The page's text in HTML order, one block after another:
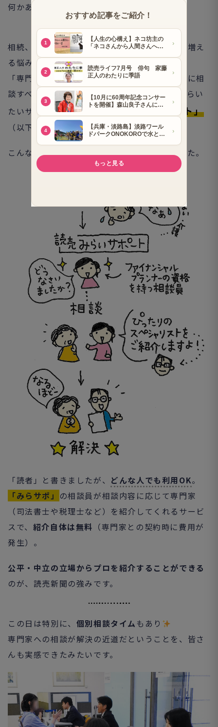
何かあったら山口さんに相談したいな～
相続、年金、保険、身元保証……年を重ねると増え
る悩み事。
「専門家への相談はハードルが高くて」「どこに相
談すべきか分からない」という人に利用してもらい
たいサービス窓口が、 「読売みらいサポート」
（以下、「みらサポ」）です
こんな感じかな～と、イメージを描いてみました。
「読者」と書きましたが、 どんな人でも利用OK。
「みらサポ」 の相談員が相談内容に応じて専門家
（司法書士や税理士など）を紹介してくれるサービ
スで、 紹介自体は無料 （専門家との契約時に費用が
発生）。
公平・中立の立場からプロを紹介することができる
のが、読売新聞の強みです。
この日は特別に、 個別相談タイム もあり
専門家への相談が解決の近道だということを、皆さ
んも実感できたみたいです。